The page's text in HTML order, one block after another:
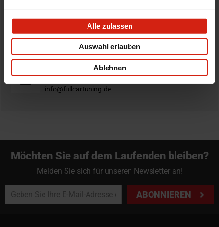
Alle zulassen
Auswahl erlauben
Ablehnen
Nicht zufrieden?
Du hast immer eine 14-tägige Rückgabefrist um deine
Bestellung zurück zu geben.
Professioneller Rat nötig?
Starte einen Livechat oder sende eine Email an
info@fullcartuning.de
Möchten Sie auf dem Laufenden bleiben?
Melden Sie sich für unseren Newsletter an!
ABONNIEREN